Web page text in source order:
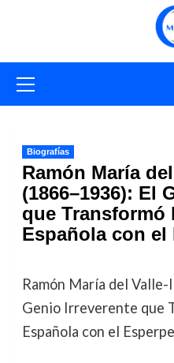
primario
Biografías
Ramón María
(1866–1936): El
que Transformó
Española con el
Ramón María del
Genio Irreverente que
Española con el